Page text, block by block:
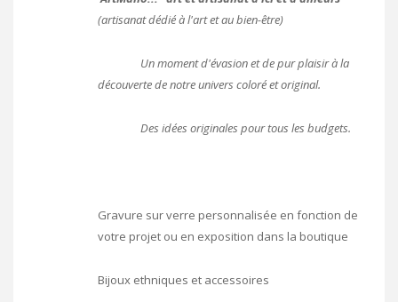
(artisanat dédié à l'art et au bien-être)
Un moment d'évasion et de pur plaisir à la
découverte de notre univers coloré et original.
Des idées originales pour tous les budgets.
Gravure sur verre personnalisée en fonction de
votre projet ou en exposition dans la boutique
Bijoux ethniques et accessoires